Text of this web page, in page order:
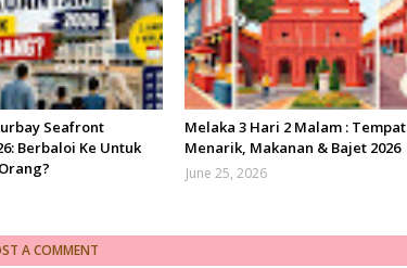
Seafront
Berbaloi Ke Untuk
Melaka 3 Hari 2 Malam : Tempat
Menarik, Makanan & Bajet 2026
June 25, 2026
A COMMENT